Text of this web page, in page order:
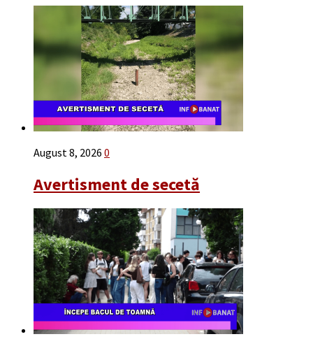
August 8, 2026 0
Avertisment de secetă